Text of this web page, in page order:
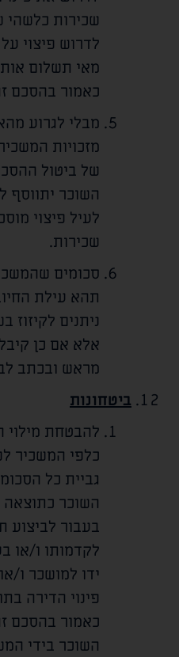
שכירות כלשהי
לדרוש פיצוי
מאי תשלום
כאמור בהסכם
מבלי לגרוע
מזכויות
של ביטול
השוכר יתווסף
לעיל פיצוי
שכירות.
סכומים
תהא עילת
ניתנים לקיזוז
אלא אם כן
מראש ובכתב
ביטחונות
להבטחת מילוי
כלפי המשכיר
גביית כל
השוכר
בעבור לביצוע
לקדמותו ו/או
ידו למושכר ו/
פינוי הדירה
כאמור בהסכם
השוכר בידי